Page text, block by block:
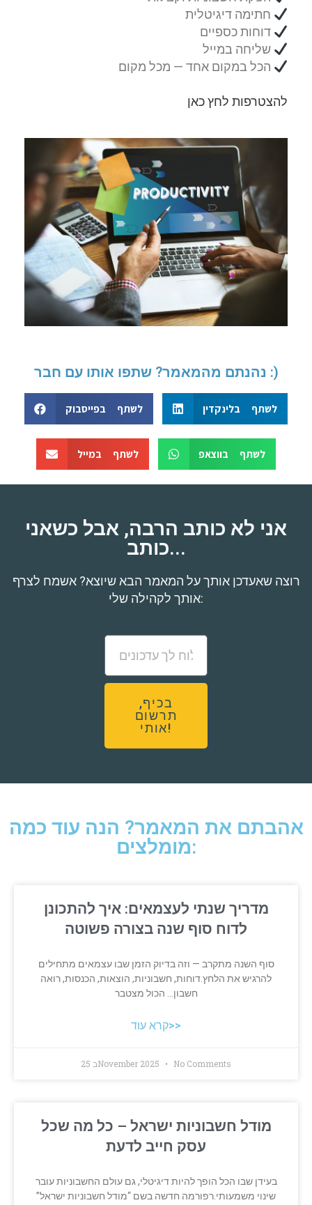
חתימה דיגיטלית
דוחות כספיים
שליחה במייל
הכל במקום אחד — מכל מקום
להצטרפות לחץ כאן
נהנתם מהמאמר? שתפו אותו עם חבר :)
לשתף בפייסבוק לשתף בלינקדין
לשתף במייל לשתף בווצאפ
אני לא כותב הרבה, אבל כשאני
כותב...
רוצה שאעדכן אותך על המאמר הבא שיוצא? אשמח לצרף
אותך לקהילה שלי:
בכיף,
תרשום
אותי!
אהבתם את המאמר? הנה עוד כמה
מומלצים:
מדריך שנתי לעצמאים: איך להתכונן
לדוח סוף שנה בצורה פשוטה
סוף השנה מתקרב — וזה בדיוק הזמן שבו עצמאים מתחילים
להרגיש את הלחץ.דוחות, חשבוניות, הוצאות, הכנסות, רואה
חשבון… הכול מצטבר
קרא עוד>>
25 בNovember 2025 No Comments
מודל חשבוניות ישראל – כל מה שכל
עסק חייב לדעת
בעידן שבו הכל הופך להיות דיגיטלי, גם עולם החשבוניות עובר
שינוי משמעותי.רפורמה חדשה בשם “מודל חשבוניות ישראל”